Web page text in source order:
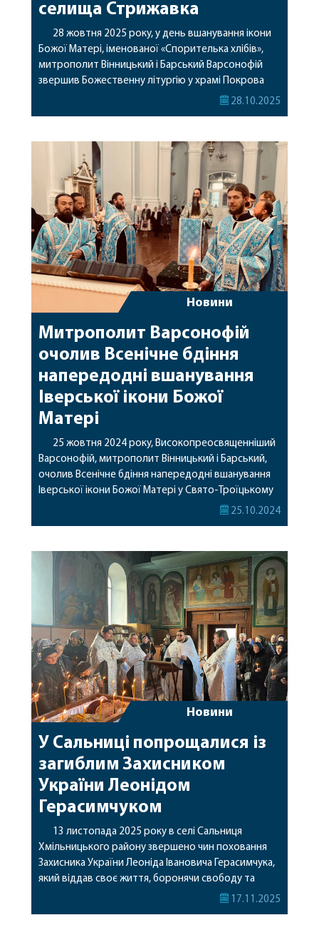
селища Стрижавка
28 жовтня 2025 року, у день вшанування ікони
Божої Матері, іменованої «Спорителька хлібів»,
митрополит Вінницький і Барський Варсонофій
звершив Божественну літургію у храмі Покрова
Пресвятої Богородиці селища Стрижавка
протоієрей Олексій Мельничук, намісник
Іллінського чоловічого монастиря архімандрит
Аркадій (Сенчуківський), настоятель храму та
благочинний Вінницького районного округу
протоієрей Миколай […]
28.10.2025
Новини
Митрополит Варсонофій
очолив Всенічне бдіння
напередодні вшанування
Іверської ікони Божої
Матері
25 жовтня 2024 року, Високопреосвященніший
Варсонофій, митрополит Вінницький і Барський,
очолив Всенічне бдіння напередодні вшанування
Іверської ікони Божої Матері у Свято-Троїцькому
Браїлівському жіночому монастирі. Владиці
ігуменія Антонія (Стеценко), сестри та парафіяни
обителі. Під час Всенічного бдіння до
ставленицької присяги був приведений випускник
Почаївської духовної […]
25.10.2024
Новини
У Сальниці попрощалися із
загиблим Захисником
України Леонідом
Герасимчуком
13 листопада 2025 року в селі Сальниця
Хмільницького району звершено чин поховання
Захисника України Леоніда Івановича Герасимчука,
який віддав своє життя, боронячи свободу та
незалежність нашої Батьківщини. Леонід Іванович
17.11.2025